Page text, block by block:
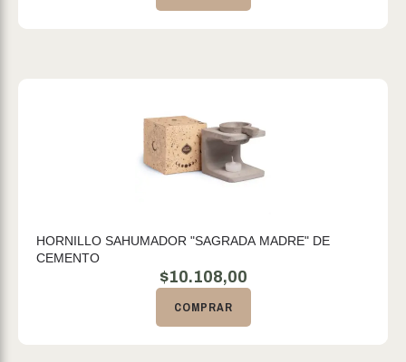
HORNILLO SAHUMADOR "SAGRADA MADRE" DE
CEMENTO
$10.108,00
COMPRAR